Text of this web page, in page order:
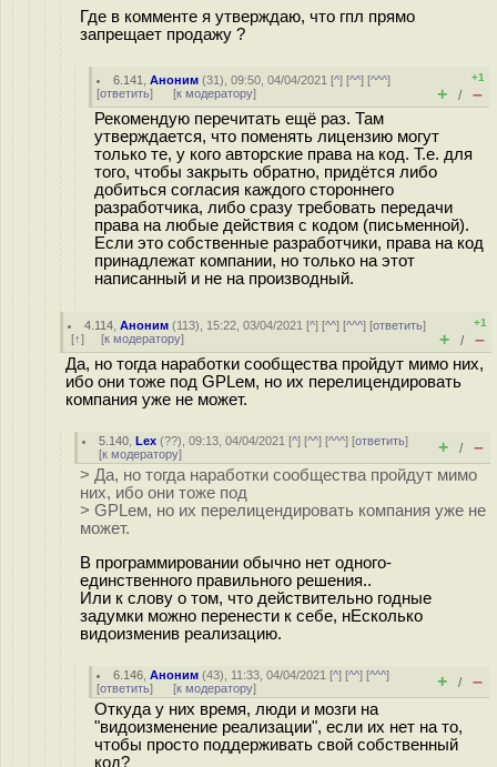
Где в комменте я утверждаю, что гпл прямо
запрещает продажу ?
6.141 ,Аноним (31), 09:50, 04/04/2021 [^] [^^] [^^^]
[ответить] [к модератору]
+1
+ / –
Рекомендую перечитать ещё раз. Там
утверждается, что поменять лицензию могут
только те, у кого авторские права на код. Т.е. для
того, чтобы закрыть обратно, придётся либо
добиться согласия каждого стороннего
разработчика, либо сразу требовать передачи
права на любые действия с кодом (письменной).
Если это собственные разработчики, права на код
принадлежат компании, но только на этот
написанный и не на производный.
4.114 ,Аноним (113), 15:22, 03/04/2021 [^] [^^] [^^^] [ответить]
[↑] [к модератору]
+1
+ / –
Да, но тогда наработки сообщества пройдут мимо них,
ибо они тоже под GPLем, но их перелицендировать
компания уже не может.
5.140 ,Lex (??), 09:13, 04/04/2021 [^] [^^] [^^^] [ответить]
[к модератору] + / –
> Да, но тогда наработки сообщества пройдут мимо
них, ибо они тоже под
> GPLем, но их перелицендировать компания уже не
может.
В программировании обычно нет одного-
единственного правильного решения..
Или к слову о том, что действительно годные
задумки можно перенести к себе, нЕсколько
видоизменив реализацию.
6.146 ,Аноним (43), 11:33, 04/04/2021 [^] [^^] [^^^]
[ответить] [к модератору] + / –
Откуда у них время, люди и мозги на
"видоизменение реализации", если их нет на то,
чтобы просто поддерживать свой собственный
код?